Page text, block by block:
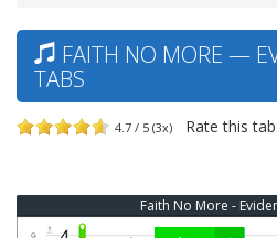
FAITH NO MORE —
TABS
4.7 / 5 (3x) Rate this tab:
Faith No More -